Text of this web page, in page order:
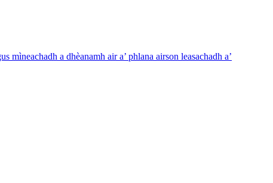
a dhèanamh air a’ phlana airson leasachadh a’